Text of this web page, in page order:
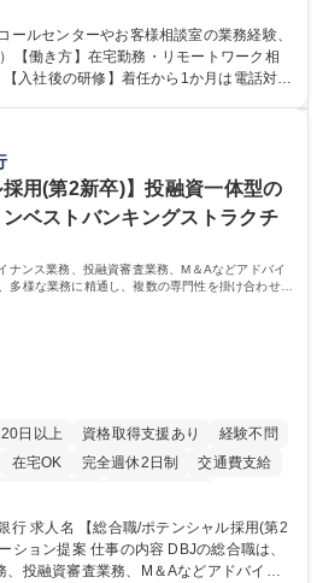
りに活かしていく上で、窓口となるお客
す。お客様からの声に迅速かつ誠意をも
グループ内活動に反映しています。 【具
職種 中野本社【お客様
り良い商品づくりへ貢献
ールセンターやお客様相談室の業務経験、
【働き方】在宅勤務・リモートワーク相
について】キリングループの広報機能を担
を大切にし、磨き上げたホスピタリティ
とりながら広報関連業務を行っておりま
採用(第2新卒)】投融資一体型の
ベストバンキングストラクチ
ナンス業務、投融資審査業務、M＆Aなどアドバイ
多様な業務に精通し、複数の専門性を掛け合わせて
日以上 資格取得支援あり
経験不問
在宅OK 完全週休2日制
交通費支給
採用(第2
容 DBJの総合職は、
投融資審査業務、M＆Aなどアドバイザ